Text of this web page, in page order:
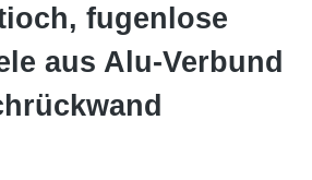
fugenlose
aus Alu-Verbund